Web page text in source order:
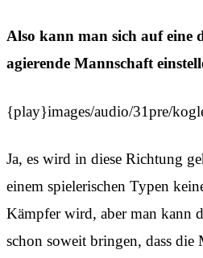
Also kann man sich auf eine
agierende Mannschaft
{play}images/audio/31pre/
Ja, es wird in diese Richtung
einem spielerischen Typen
Kämpfer wird, aber man kann
schon soweit bringen, dass die